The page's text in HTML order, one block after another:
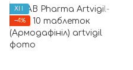
ХІТ
−4%